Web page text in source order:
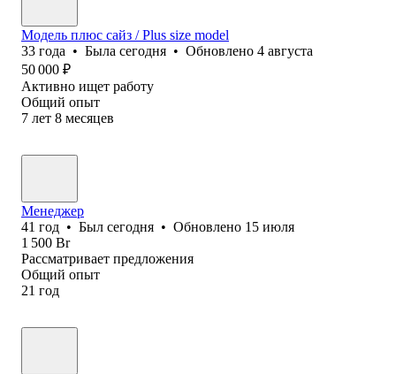
Модель плюс сайз / Plus size model
33 года • Была сегодня • Обновлено 4 августа
50 000 ₽
Активно ищет работу
Общий опыт
7 лет 8 месяцев
Менеджер
41 год • Был сегодня • Обновлено 15 июля
1 500 Br
Рассматривает предложения
Общий опыт
21 год